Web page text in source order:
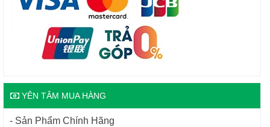
YÊN TÂM MUA HÀNG
- Sản Phẩm Chính Hãng